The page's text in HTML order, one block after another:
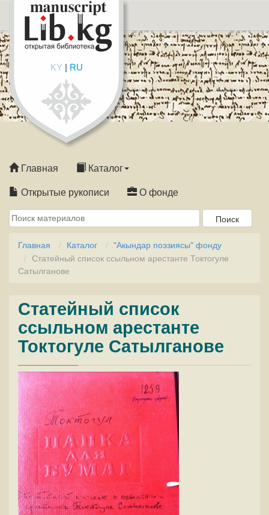
KY| RU
Главная Каталог
Открытые рукописи О фонде
Главная Каталог
"Акындар поэзиясы" фонду
Статейный список ссыльном арестанте Токтогуле
Сатылганове
Статейный список
ссыльном арестанте
Токтогуле Сатылганове